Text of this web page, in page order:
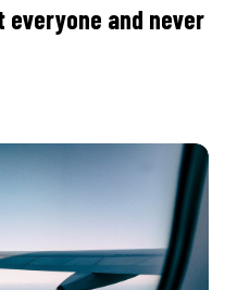
and never